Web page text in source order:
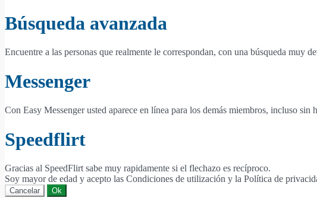
Búsqueda avanzada
Encuentre a las personas que realmente le correspondan, con una búsqueda muy
Messenger
Con Easy Messenger usted aparece en línea para los demás miembros, incluso sin
Speedflirt
Gracias al SpeedFlirt sabe muy rapidamente si el flechazo es recíproco.
Soy mayor de edad y acepto las Condiciones de utilización y la Política de
Cancelar Ok